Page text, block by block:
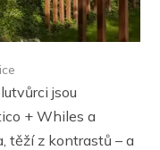
jsou
+ Whiles a
těží z kontrastů – a